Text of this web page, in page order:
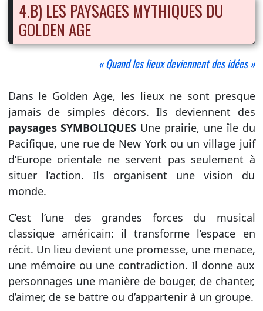
4.B) LES PAYSAGES MYTHIQUES DU
GOLDEN AGE
« Quand les lieux deviennent des idées »
Dans le Golden Age, les lieux ne sont presque
jamais de simples décors. Ils deviennent des
paysages SYMBOLIQUES Une prairie, une île du
Pacifique, une rue de New York ou un village juif
d’Europe orientale ne servent pas seulement à
situer l’action. Ils organisent une vision du
monde.
C’est l’une des grandes forces du musical
classique américain: il transforme l’espace en
récit. Un lieu devient une promesse, une menace,
une mémoire ou une contradiction. Il donne aux
personnages une manière de bouger, de chanter,
d’aimer, de se battre ou d’appartenir à un groupe.